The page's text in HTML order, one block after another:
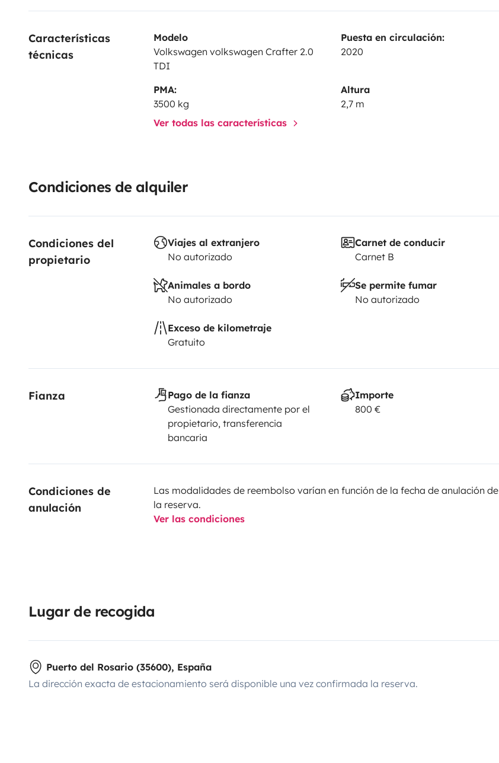
Características
técnicas
Modelo
Volkswagen volkswagen Crafter 2.0
TDI
Puesta en circulación:
2020
PMA:
3500 kg
Altura
2,7 m
Ver todas las características
Condiciones de alquiler
Condiciones del
propietario
Viajes al extranjero
No autorizado
Carnet de conducir
Carnet B
Animales a bordo
No autorizado
Se permite fumar
No autorizado
Exceso de kilometraje
Gratuito
Fianza
Pago de la fianza
Gestionada directamente por el
propietario, transferencia
bancaria
Importe
800 €
Condiciones de
anulación
Las modalidades de reembolso varían en función de la fecha de anulación de
la reserva.
Ver las condiciones
Lugar de recogida
Puerto del Rosario (35600), España
La dirección exacta de estacionamiento será disponible una vez confirmada la reserva.